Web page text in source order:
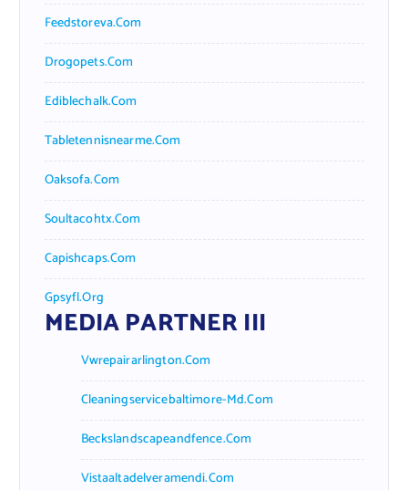
Feedstoreva.com
Drogopets.com
Ediblechalk.com
Tabletennisnearme.com
Oaksofa.com
Soultacohtx.com
Capishcaps.com
Gpsyfl.org
MEDIA PARTNER III
Vwrepairarlington.com
Cleaningservicebaltimore-Md.com
Beckslandscapeandfence.com
Vistaaltadelveramendi.com